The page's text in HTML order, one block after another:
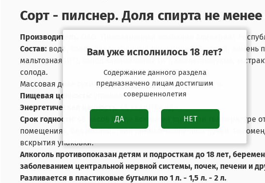
Сорт - пилснер. Доля спирта не менее
Производитель:
ОАО "Пивоваренная компания Аливария",
Состав: вода, солод пивоваренный пшеничный светлый, ячмень
мальтозная (Н*), солод карамельный (К*), хмелепродукты,
солода.
Массовая доля сухих веществ в начальном сусле - 12%.
Пищевая ценность:
углеводов - не более 4,2 г.
Энергетическая ценность:44 ккал/184 кДж.
Срок годности:
после вскрытия тары при температуре
помещениях, без воздействия прямых солнечных лучей.
вскрытия упаковки.
Алкоголь противопоказан детям и подросткам до 18 лет,
заболеванием центральной нервной системы, почек, печени и
Разливается в пластиковые бутылки по 1 л. - 1,5 л. - 2 л.
Вам уже исполнилось 18 лет?
Содержание данного раздела
предназначено лицам достигшим
совершеннолетия
ДА НЕТ